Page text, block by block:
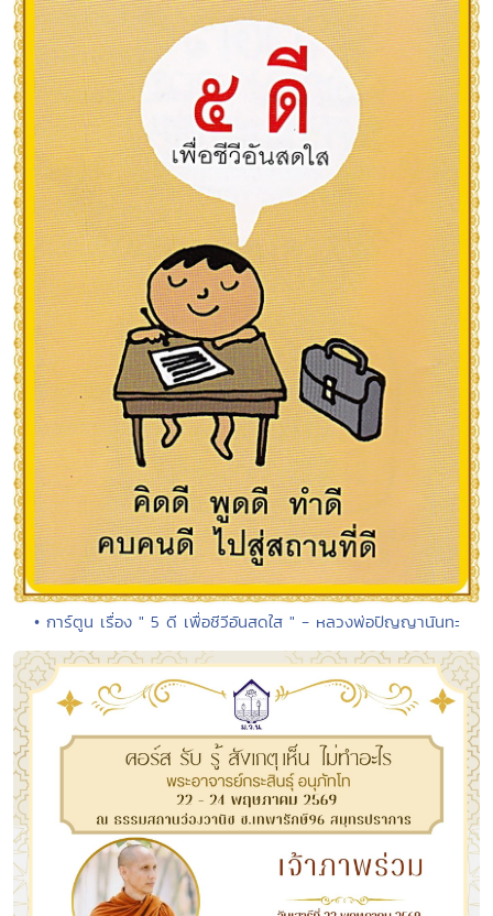
• การ์ตูน เรื่อง " 5 ดี เพื่อชีวีอันสดใส " - หลวงพ่อปัญญานันทะ